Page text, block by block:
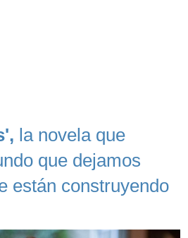
la novela que
que dejamos
están construyendo